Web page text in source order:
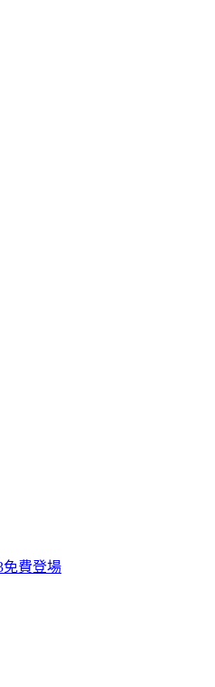
費登場